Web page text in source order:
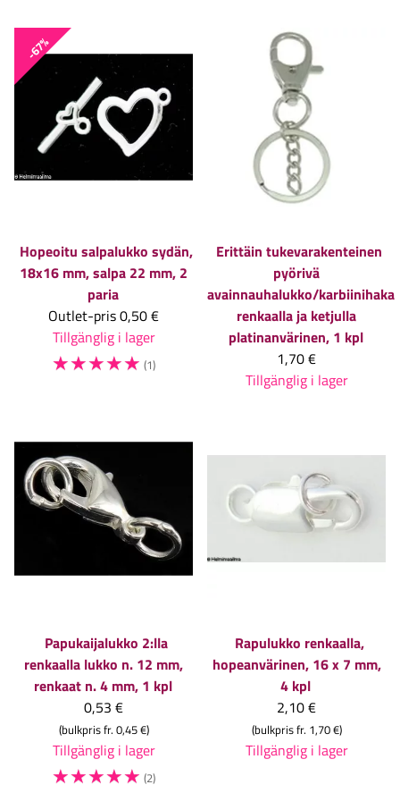
-67%
Hopeoitu salpalukko sydän,
18x16 mm, salpa 22 mm, 2
paria
Outlet-pris0,50 €
Tillgänglig i lager
☆☆☆☆☆ (1)
Erittäin tukevarakenteinen
pyörivä
avainnauhalukko/karbiinihaka
renkaalla ja ketjulla
platinanvärinen, 1 kpl
1,70 €
Tillgänglig i lager
Papukaijalukko 2:lla
renkaalla lukko n. 12 mm,
renkaat n. 4 mm, 1 kpl
0,53 €
(bulkpris fr. 0,45 €)
Tillgänglig i lager
☆☆☆☆☆ (2)
Rapulukko renkaalla,
hopeanvärinen, 16 x 7 mm,
4 kpl
2,10 €
(bulkpris fr. 1,70 €)
Tillgänglig i lager